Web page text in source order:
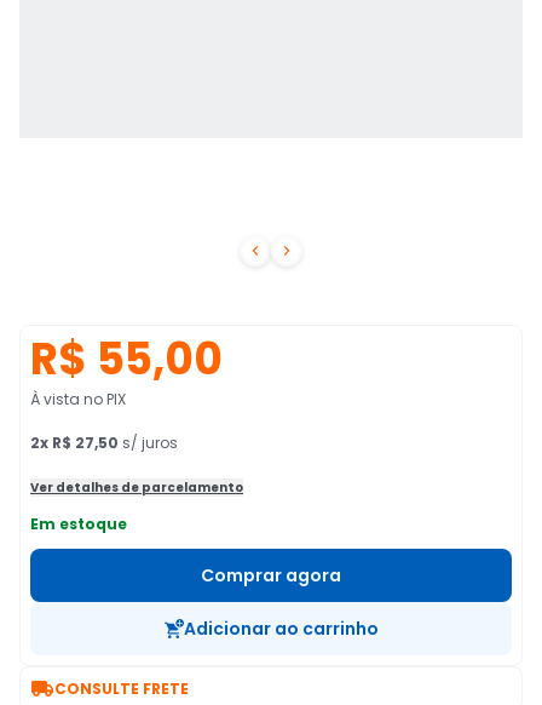
 
R$ 55,00
À vista no PIX
2x R$ 27,50 s/ juros
Ver detalhes de parcelamento
Em estoque
Comprar agora
Adicionar ao carrinho
CONSULTE FRETE